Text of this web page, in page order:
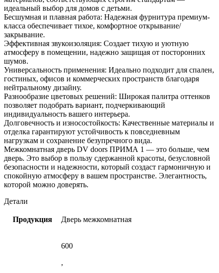
идеальный выбор для домов с детьми.
Бесшумная и плавная работа: Надежная фурнитура премиум-
класса обеспечивает тихое, комфортное открывание/
закрывание.
Эффективная звукоизоляция: Создает тихую и уютную
атмосферу в помещении, надежно защищая от посторонних
шумов.
Универсальность применения: Идеально подходит для спален,
гостиных, офисов и коммерческих пространств благодаря
нейтральному дизайну.
Разнообразие цветовых решений: Широкая палитра оттенков
позволяет подобрать вариант, подчеркивающий
индивидуальность вашего интерьера.
Долговечность и износостойкость: Качественные материалы и
отделка гарантируют устойчивость к повседневным
нагрузкам и сохранение безупречного вида.
Межкомнатная дверь DV doors ПРИМА 1 — это больше, чем
дверь. Это выбор в пользу сдержанной красоты, безусловной
безопасности и надежности, который создаст гармоничную и
спокойную атмосферу в вашем пространстве. Элегантность,
которой можно доверять.
Детали
Продукция Дверь межкомнатная
600
,